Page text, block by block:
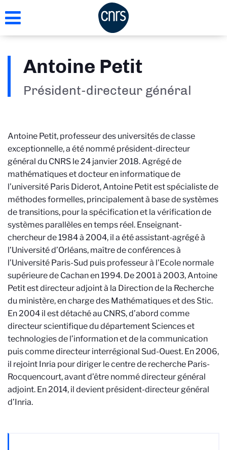
au
Antoine Petit
Président-directeur général
Antoine Petit, professeur des universités de classe
exceptionnelle, a été nommé président-directeur
général du CNRS le 24 janvier 2018. Agrégé de
mathématiques et docteur en informatique de
l’université Paris Diderot, Antoine Petit est spécialiste de
méthodes formelles, principalement à base de systèmes
de transitions, pour la spécification et la vérification de
systèmes parallèles en temps réel. Enseignant-
chercheur de 1984 à 2004, il a été assistant-agrégé à
l’Université d’Orléans, maître de conférences à
l’Université Paris-Sud puis professeur à l'Ecole normale
supérieure de Cachan en 1994. De 2001 à 2003, Antoine
Petit est directeur adjoint à la Direction de la Recherche
du ministère, en charge des Mathématiques et des Stic.
En 2004 il est détaché au CNRS, d’abord comme
directeur scientifique du département Sciences et
technologies de l’information et de la communication
puis comme directeur interrégional Sud-Ouest. En 2006,
il rejoint Inria pour diriger le centre de recherche Paris-
Rocquencourt, avant d’être nommé directeur général
adjoint. En 2014, il devient président-directeur général
d’Inria.